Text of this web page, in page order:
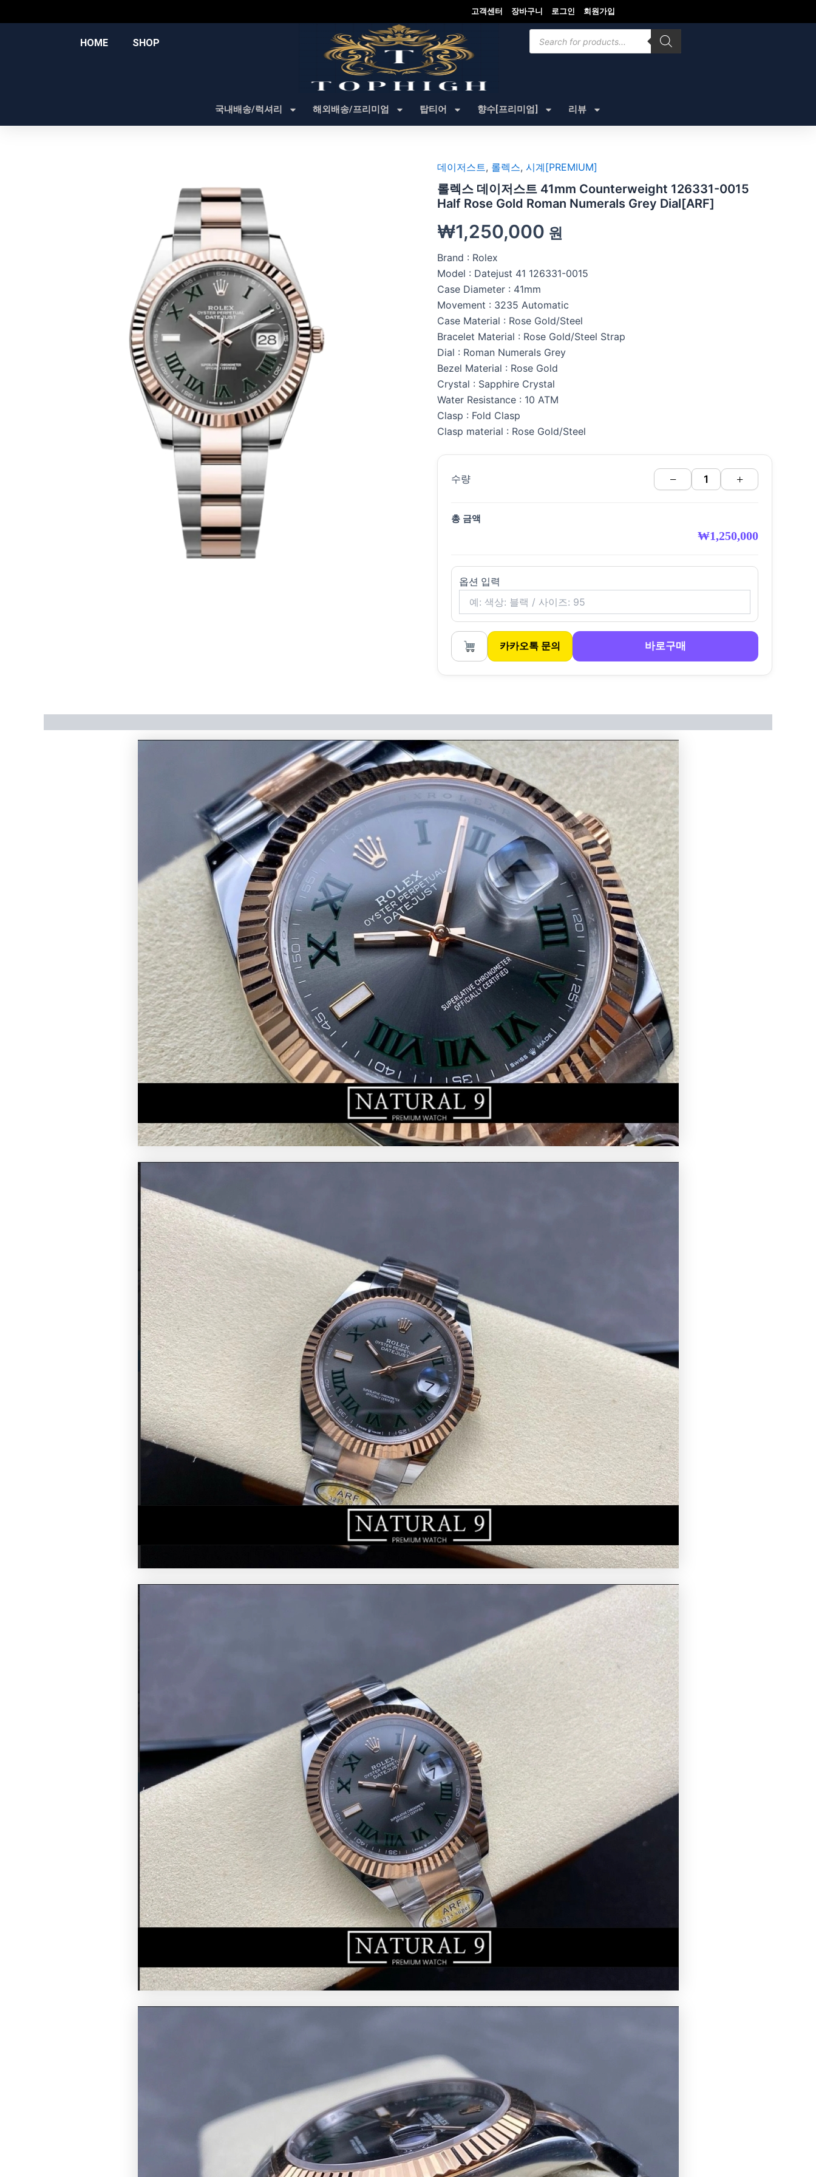
텐
고객센터 장바구니 로그인 회원가입
HOME SHOP
search
국내배송/럭셔리 해외배송/프리미엄 탑티어 향수[프리미엄] 리뷰
데이저스트, 롤렉스, 시계[PREMIUM]
롤렉스 데이저스트 41mm Counterweight 126331-0015
Half Rose Gold Roman Numerals Grey Dial[ARF]
₩1,250,000 원
Brand : Rolex
Model : Datejust 41 126331-0015
Case Diameter : 41mm
Movement : 3235 Automatic
Case Material : Rose Gold/Steel
Bracelet Material : Rose Gold/Steel Strap
Dial : Roman Numerals Grey
Bezel Material : Rose Gold
Crystal : Sapphire Crystal
Water Resistance : 10 ATM
Clasp : Fold Clasp
Clasp material : Rose Gold/Steel
수량 − +
총 금액
₩1,250,000
옵션 입력
카카오톡 문의 바로구매